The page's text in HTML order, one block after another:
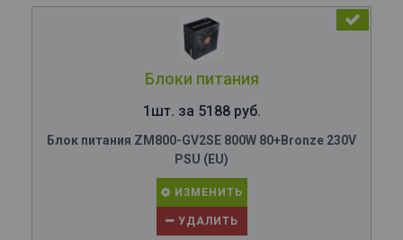
Блоки питания
1шт. за 5188 руб.
Блок питания ZM800-GV2SE 800W 80+Bronze 230V
PSU (EU)
ИЗМЕНИТЬ
УДАЛИТЬ